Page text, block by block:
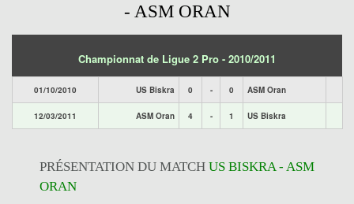
- ASM ORAN
Championnat de Ligue 2 Pro - 2010/2011
01/10/2010 US Biskra 0 - 0 ASM Oran
12/03/2011 ASM Oran 4 - 1 US Biskra
PRÉSENTATION DU MATCH US BISKRA - ASM
ORAN